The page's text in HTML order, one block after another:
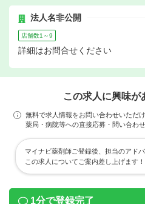
法人名非公開
店舗数1～9
詳細はお問合せください
この求人に興味が
無料で求人情報をお問い合わせいただけ
薬局・病院等への直接応募・問い合わ
マイナビ薬剤師ご登録後、担当のアド
この求人についてご案内差し上げます！
1分で登録完了